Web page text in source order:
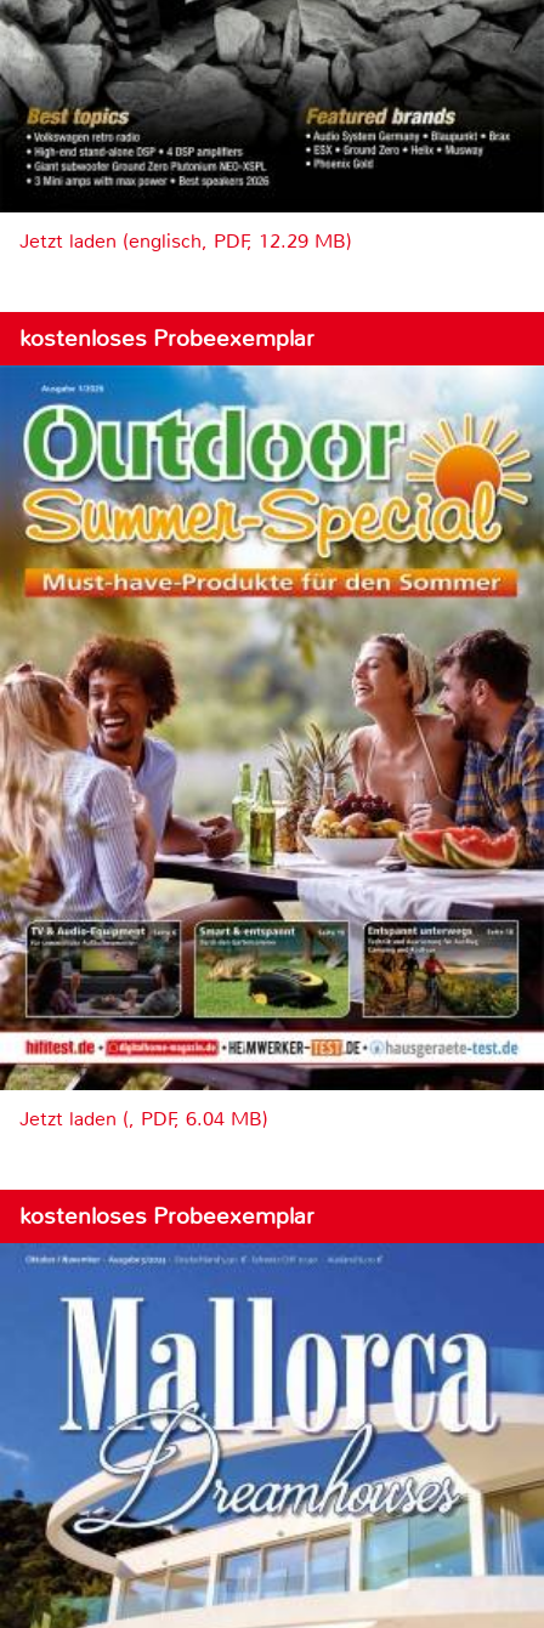
Jetzt laden (englisch, PDF, 12.29 MB)
kostenloses Probeexemplar
Jetzt laden (, PDF, 6.04 MB)
kostenloses Probeexemplar